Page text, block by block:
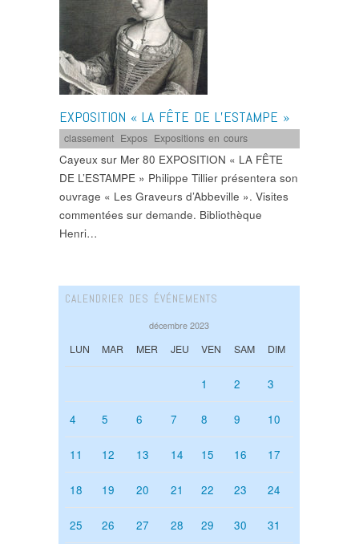
EXPOSITION « LA FÊTE DE L’ESTAMPE »
classement Expos Expositions en cours
Cayeux sur Mer 80 EXPOSITION « LA FÊTE
DE L’ESTAMPE » Philippe Tillier présentera son
ouvrage « Les Graveurs d’Abbeville ». Visites
commentées sur demande. Bibliothèque
Henri…
CALENDRIER DES ÉVÉNEMENTS
décembre 2023
LUN MAR MER JEU VEN SAM DIM
1 2 3
4 5 6 7 8 9 10
11 12 13 14 15 16 17
18 19 20 21 22 23 24
25 26 27 28 29 30 31